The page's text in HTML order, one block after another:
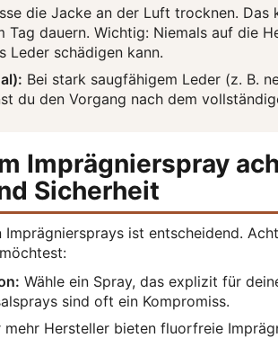
die Jacke an der Luft trocknen.
Tag dauern. Wichtig: Niemals auf die
Leder schädigen kann.
Bei stark saugfähigem Leder (z. B.
du den Vorgang nach dem
Imprägnierspray
Sicherheit
ist entscheidend.
möchtest:
Wähle ein Spray, das explizit für
sind oft ein Kompromiss.
mehr Hersteller bieten fluorfreie